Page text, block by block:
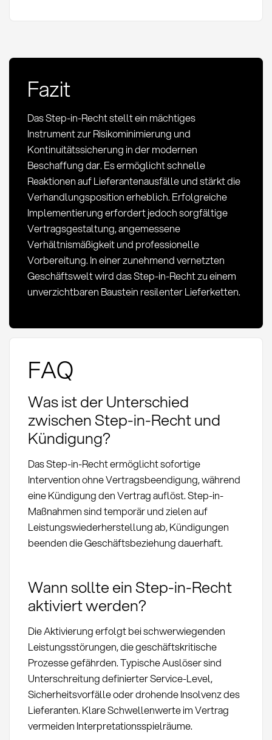
Fazit
Das Step-in-Recht stellt ein mächtiges
Instrument zur Risikominimierung und
Kontinuitätssicherung in der modernen
Beschaffung dar. Es ermöglicht schnelle
Reaktionen auf Lieferantenausfälle und stärkt die
Verhandlungsposition erheblich. Erfolgreiche
Implementierung erfordert jedoch sorgfältige
Vertragsgestaltung, angemessene
Verhältnismäßigkeit und professionelle
Vorbereitung. In einer zunehmend vernetzten
Geschäftswelt wird das Step-in-Recht zu einem
unverzichtbaren Baustein resilenter Lieferketten.
FAQ
Was ist der Unterschied
zwischen Step-in-Recht und
Kündigung?
Das Step-in-Recht ermöglicht sofortige
Intervention ohne Vertragsbeendigung, während
eine Kündigung den Vertrag auflöst. Step-in-
Maßnahmen sind temporär und zielen auf
Leistungswiederherstellung ab, Kündigungen
beenden die Geschäftsbeziehung dauerhaft.
Wann sollte ein Step-in-Recht
aktiviert werden?
Die Aktivierung erfolgt bei schwerwiegenden
Leistungsstörungen, die geschäftskritische
Prozesse gefährden. Typische Auslöser sind
Unterschreitung definierter Service-Level,
Sicherheitsvorfälle oder drohende Insolvenz des
Lieferanten. Klare Schwellenwerte im Vertrag
vermeiden Interpretationsspielräume.